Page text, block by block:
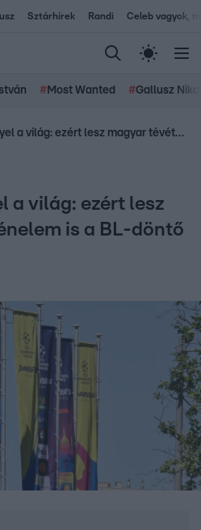
Sztárhírek Randi Celeb vagyok,
# Most Wanted #Gallusz
Budapestre figyel a világ: ezért lesz magyar tévétörténelem is a BL-döntő
a világ: ezért lesz
is a BL-döntő